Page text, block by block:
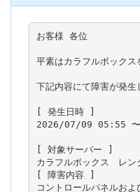
お客様 各位
平素はカラフルボック
下記内容にて障害が発生
[ 発生日時 ]
2026/07/09 05:55
[ 対象サーバー ]
カラフルボックス　レン
[ 障害内容 ]
コントロールパネルお